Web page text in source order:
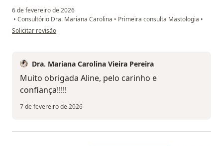
6 de fevereiro de 2026
• Consultório Dra. Mariana Carolina • Primeira consulta Mastologia •
na opinião do utilizador Maria da Conceição
Solicitar revisão
Dra. Mariana Carolina Vieira Pereira
Muito obrigada Aline, pelo carinho e
confiança!!!!!
7 de fevereiro de 2026